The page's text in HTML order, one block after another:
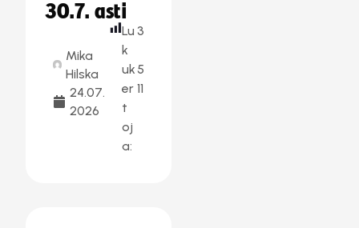
30.7. asti
Mika
Hilska
24.07.
2026
Lu
k
uk
er
t
oj
a:
3
5
11